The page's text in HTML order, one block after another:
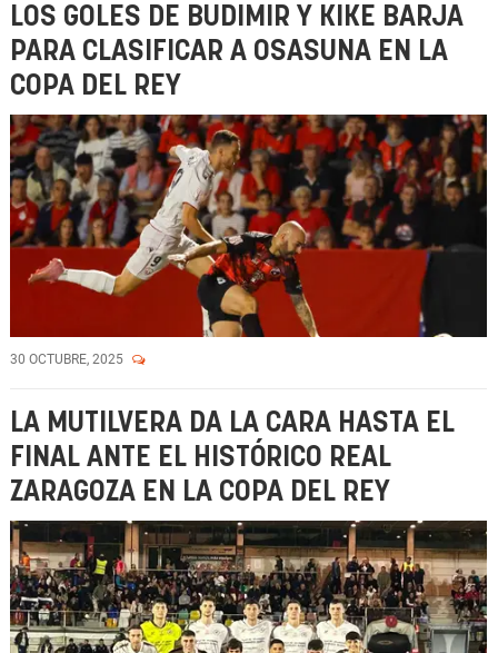
LOS GOLES DE BUDIMIR Y KIKE BARJA
PARA CLASIFICAR A OSASUNA EN LA
COPA DEL REY
30 OCTUBRE, 2025
LA MUTILVERA DA LA CARA HASTA EL
FINAL ANTE EL HISTÓRICO REAL
ZARAGOZA EN LA COPA DEL REY